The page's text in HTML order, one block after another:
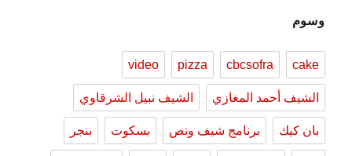
وسوم
cake
cbcsofra
pizza
video
الشيف أحمد المغازي الشيف نبيل الشرقاوي
بان كيك برنامج شيف ونص بسكوت بنجر